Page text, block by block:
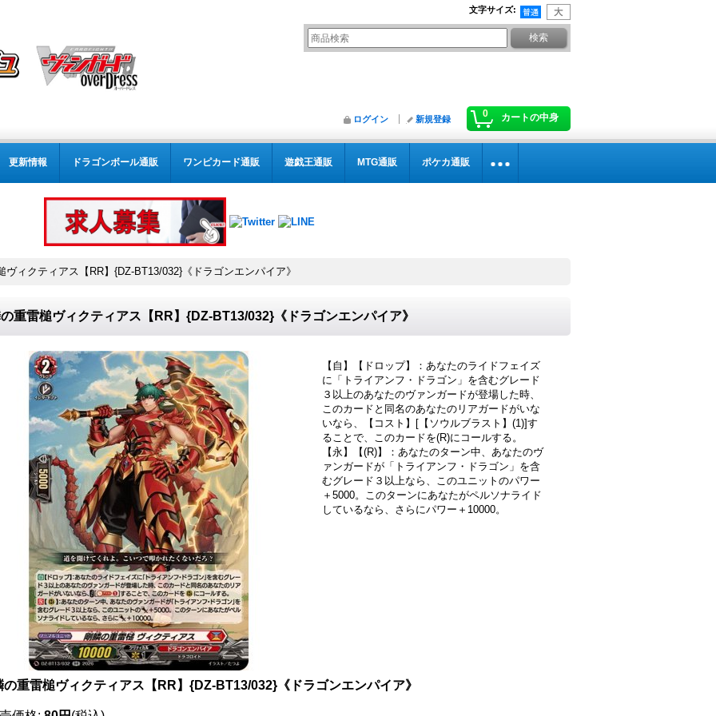
文字サイズ:
0 カートの中身
ログイン 新規登録
更新情報 ドラゴンボール通販 ワンピカード通販 遊戯王通販 MTG通販 ポケカ通販
ヴィクティアス【RR】{DZ-BT13/032}《ドラゴンエンパイア》
重雷槌ヴィクティアス【RR】{DZ-BT13/032}《ドラゴンエンパイア》
【自】【ドロップ】：あなたのライドフェイズ
に「トライアンフ・ドラゴン」を含むグレード
３以上のあなたのヴァンガードが登場した時、
このカードと同名のあなたのリアガードがいな
いなら、【コスト】[【ソウルブラスト】(1)]す
ることで、このカードを(R)にコールする。
【永】【(R)】：あなたのターン中、あなたのヴ
ァンガードが「トライアンフ・ドラゴン」を含
むグレード３以上なら、このユニットのパワー
＋5000。このターンにあなたがペルソナライド
しているなら、さらにパワー＋10000。
の重雷槌ヴィクティアス【RR】{DZ-BT13/032}《ドラゴンエンパイア》